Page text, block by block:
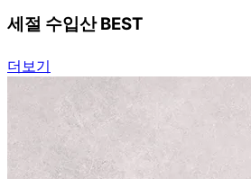
세절 수입산 BEST
더보기